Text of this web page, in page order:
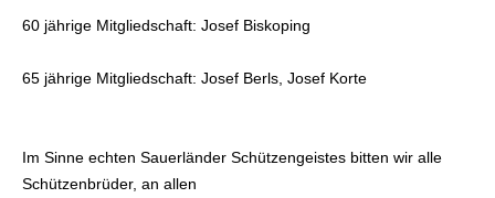
60 jährige Mitgliedschaft: Josef Biskoping
65 jährige Mitgliedschaft: Josef Berls, Josef Korte
Im Sinne echten Sauerländer Schützengeistes bitten wir alle
Schützenbrüder, an allen